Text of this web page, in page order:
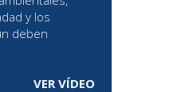
y los
deben
VER VÍDEO